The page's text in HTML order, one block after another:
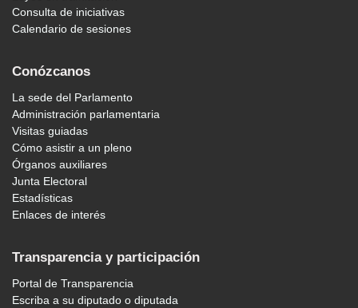
Consulta de iniciativas
Calendario de sesiones
Conózcanos
La sede del Parlamento
Administración parlamentaria
Visitas guiadas
Cómo asistir a un pleno
Órganos auxiliares
Junta Electoral
Estadísticas
Enlaces de interés
Transparencia y participación
Portal de Transparencia
Escriba a su diputado o diputada